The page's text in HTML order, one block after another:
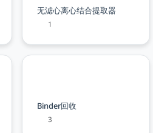
无滤心离心结合提取器
1
Binder回收
3